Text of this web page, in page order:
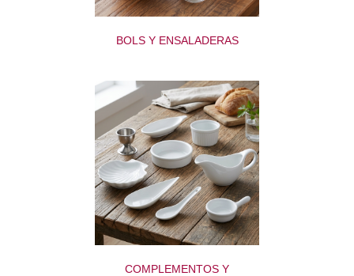
BOLS Y ENSALADERAS
COMPLEMENTOS Y